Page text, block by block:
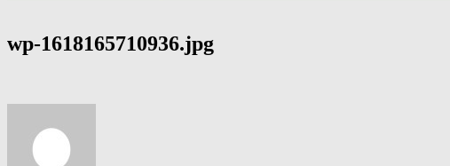
wp-1618165710936.jpg